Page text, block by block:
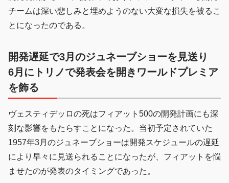
チームは深い悲しみと埋めようのない大変な損失を被るこ
とになったのである。
開発遅延で3月のジュネーブショーを見送り
6月にトリノで発表会を開きワールドプレミア
を飾る
ヴェスティデッロの死はフィアット500の開発計画にも深
刻な影響をもたらすことになった。当初予定されていた
1957年3月のジュネーブショーは開発スケジュールの遅延
により早々に見送られることになったが、フィアットを悩
ませたのが発表のタイミングであった。